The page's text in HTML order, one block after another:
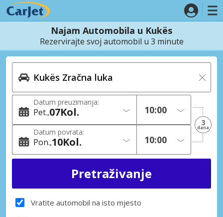
Najam Automobila u Kukës
Rezervirajte svoj automobil u 3 minute
Datum preuzimanja:
Pet. 07Kol.
Datum povrata:
Pon. 10Kol.
3
dana
Vratite automobil na isto mjesto